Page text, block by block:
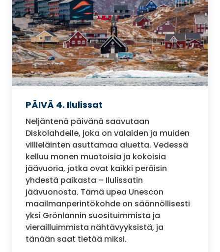
PÄIVÄ 4. Ilulissat
Neljäntenä päivänä saavutaan
Diskolahdelle, joka on valaiden ja muiden
villieläinten asuttamaa aluetta. Vedessä
kelluu monen muotoisia ja kokoisia
jäävuoria, jotka ovat kaikki peräisin
yhdestä paikasta – Ilulissatin
jäävuonosta. Tämä upea Unescon
maailmanperintökohde on säännöllisesti
yksi Grönlannin suosituimmista ja
vierailluimmista nähtävyyksistä, ja
tänään saat tietää miksi.